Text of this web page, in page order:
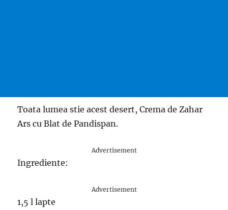
Toata lumea stie acest desert, Crema de Zahar
Ars cu Blat de Pandispan.
Advertisement
Ingrediente:
Advertisement
1,5 l lapte